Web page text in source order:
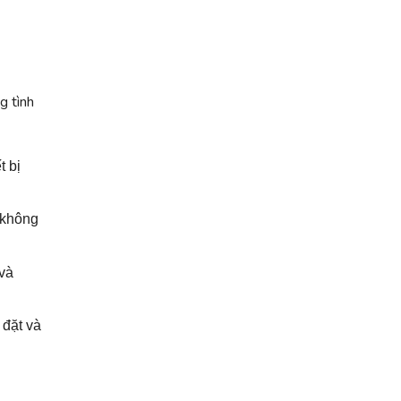
tình
bị
và